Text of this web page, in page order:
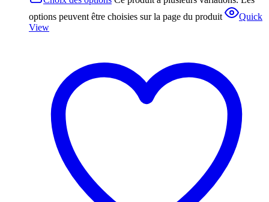
options peuvent être choisies sur la page du produit
Quick
View